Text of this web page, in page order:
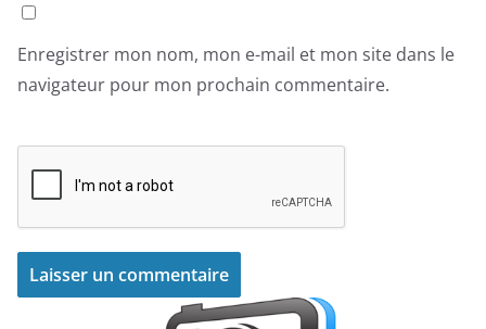
Enregistrer mon nom, mon e-mail et mon site dans le
navigateur pour mon prochain commentaire.